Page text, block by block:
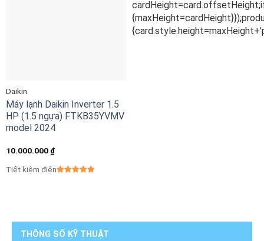
Daikin
Máy lạnh Daikin Inverter 1.5
HP (1.5 ngựa) FTKB35YVMV
model 2024
10.000.000 ₫
Tiết kiệm điện
THÔNG SỐ KỸ THUẬT